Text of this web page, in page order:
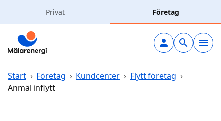
Privat Företag
Elavtal
Elnät
Start › Företag › Kundcenter › Flytt företag ›
Anmäl inflytt